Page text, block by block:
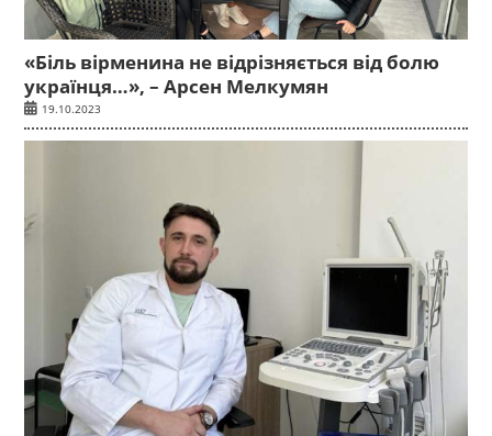
«Біль вірменина не відрізняється від болю
українця…», – Арсен Мелкумян
19.10.2023